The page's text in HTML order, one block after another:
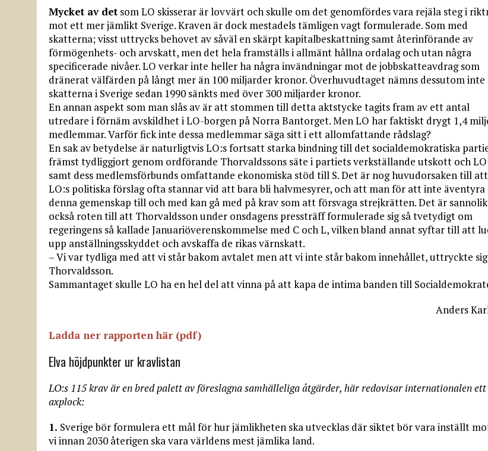
Mycket av det som LO skisserar är lovvärt och skulle om det genomfördes vara rejäla steg i
mot ett mer jämlikt Sverige. Kraven är dock mestadels tämligen vagt formulerade. Som med
skatterna; visst uttrycks behovet av såväl en skärpt kapitalbeskattning samt återinförande av
förmögenhets- och arvskatt, men det hela framställs i allmänt hållna ordalag och utan några
specificerade nivåer. LO verkar inte heller ha några invändningar mot de jobbskatteavdrag som
dränerat välfärden på långt mer än 100 miljarder kronor. Överhuvudtaget nämns dessutom
skatterna i Sverige sedan 1990 sänkts med över 300 miljarder kronor.
En annan aspekt som man slås av är att stommen till detta aktstycke tagits fram av ett antal
utredare i förnäm avskildhet i LO-borgen på Norra Bantorget. Men LO har faktiskt drygt 1,4
medlemmar. Varför fick inte dessa medlemmar säga sitt i ett allomfattande rådslag?
En sak av betydelse är naturligtvis LO:s fortsatt starka bindning till det socialdemokratiska
främst tydliggjort genom ordförande Thorvaldssons säte i partiets verkställande utskott och LO
samt dess medlemsförbunds omfattande ekonomiska stöd till S. Det är nog huvudorsaken till att
LO:s politiska förslag ofta stannar vid att bara bli halvmesyrer, och att man för att inte äventyra
denna gemenskap till och med kan gå med på krav som att försvaga strejkrätten. Det är
också roten till att Thorvaldsson under onsdagens pressträff formulerade sig så tvetydigt om
regeringens så kallade Januariöverenskommelse med C och L, vilken bland annat syftar till att
upp anställningsskyddet och avskaffa de rikas värnskatt.
– Vi var tydliga med att vi står bakom avtalet men att vi inte står bakom innehållet, uttryckte sig
Thorvaldsson.
Sammantaget skulle LO ha en hel del att vinna på att kapa de intima banden till
Anders
Ladda ner rapporten här (pdf)
Elva höjdpunkter ur kravlistan
LO:s 115 krav är en bred palett av föreslagna samhälleliga åtgärder, här redovisar internationalen ett
axplock:
1. Sverige bör formulera ett mål för hur jämlikheten ska utvecklas där siktet bör vara inställt
vi innan 2030 återigen ska vara världens mest jämlika land.